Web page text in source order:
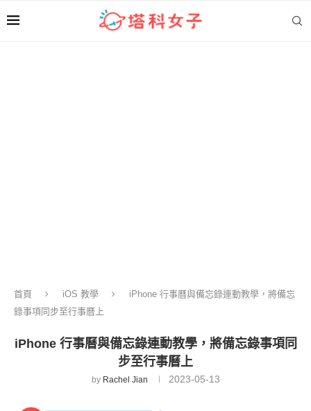
首頁 iOS 教學
iPhone 行事曆與備忘錄連動教學，將備忘
錄事項同步至行事曆上
iPhone 行事曆與備忘錄連動教學，將備忘錄事項同
步至行事曆上
by Rachel Jian 2023-05-13